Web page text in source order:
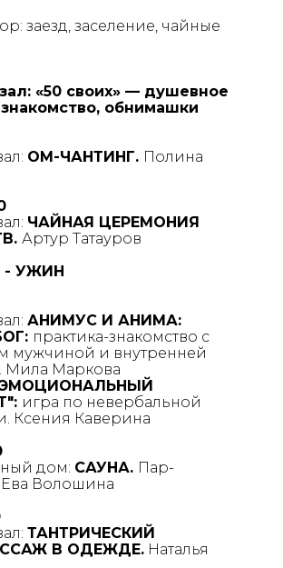
заезд, заселение, чайные
«50 своих» — душевное
обнимашки
ОМ-ЧАНТИНГ. Полина
ЧАЙНАЯ ЦЕРЕМОНИЯ
Артур Татауров
- УЖИН
АНИМУС И АНИМА:
практика-знакомство с
мужчиной и внутренней
Маркова
игра по невербальной
Ксения Каверина
дом: САУНА. Пар-
Волошина
ТАНТРИЧЕСКИЙ
В ОДЕЖДЕ. Наталья